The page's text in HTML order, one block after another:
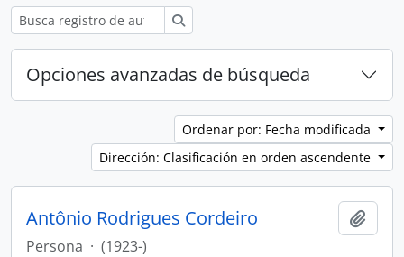
Opciones avanzadas de búsqueda
Ordenar por: Fecha modificada
Dirección: Clasificación en orden ascendente
Antônio Rodrigues Cordeiro
Persona · (1923-)